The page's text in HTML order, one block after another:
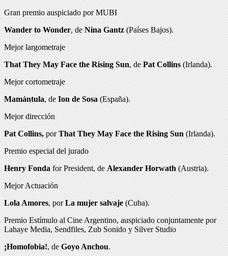
Gran premio auspiciado por MUBI
Wander to Wonder, de Nina Gantz (Países Bajos).
Mejor largometraje
That They May Face the Rising Sun, de Pat Collins (Irlanda).
Mejor cortometraje
Mamántula, de Ion de Sosa (España).
Mejor dirección
Pat Collins, porThat They May Face the Rising Sun (Irlanda).
Premio especial del jurado
Henry Fonda for President, de Alexander Horwath (Austria).
Mejor Actuación
Lola Amores, porLa mujer salvaje (Cuba).
Premio Estímulo al Cine Argentino, auspiciado conjuntamente por
Lahaye Media, Sendfiles, Zub Sonido y Silver Studio
¡Homofobia!, de Goyo Anchou.